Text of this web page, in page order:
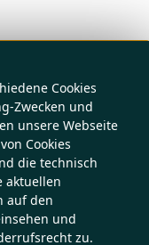
Cookies
Zwecken und
unsere Webseite
Cookies
die technisch
aktuellen
auf den
und
zu.